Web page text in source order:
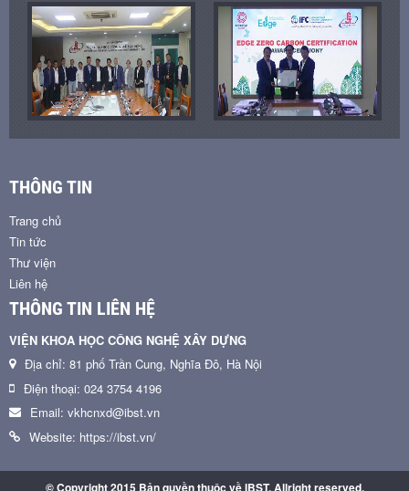
THÔNG TIN
Trang chủ
Tin tức
Thư viện
Liên hệ
THÔNG TIN LIÊN HỆ
VIỆN KHOA HỌC CÔNG NGHỆ XÂY DỰNG
Địa chỉ: 81 phố Trần Cung, Nghĩa Đô, Hà Nội
Điện thoại: 024 3754 4196
Email: vkhcnxd@ibst.vn
Website: https://ibst.vn/
© Copyright 2015 Bản quyền thuộc về IBST. Allright reserved.